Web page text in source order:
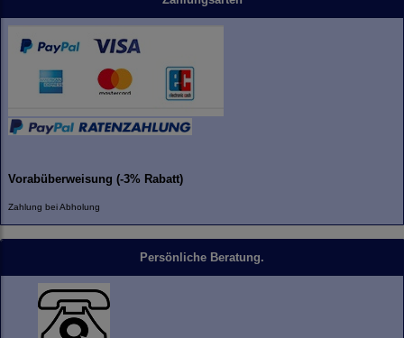
Vorabüberweisung (-3% Rabatt)
Zahlung bei Abholung
Persönliche Beratung.